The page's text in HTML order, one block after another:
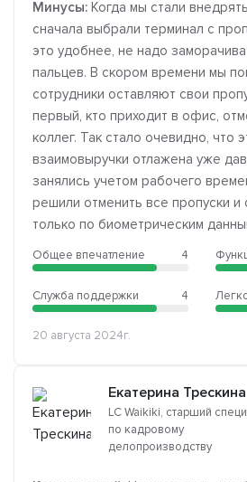
Минусы: Когда мы стали
сначала выбрали терминал с
это удобнее, не надо
пальцев. В скором времени мы
сотрудники оставляют свои
первый, кто приходит в офис,
коллег. Так стало очевидно, что
взаимовыручки отлажена уже
занялись учетом рабочего
решили отменить все пропуски и
только по биометрическим
Общее впечатление 4
Служба поддержки 4
20 августа 2024г.
Екатерина Трескина
LC Waikiki, старший
по кадровому
делопроизводству